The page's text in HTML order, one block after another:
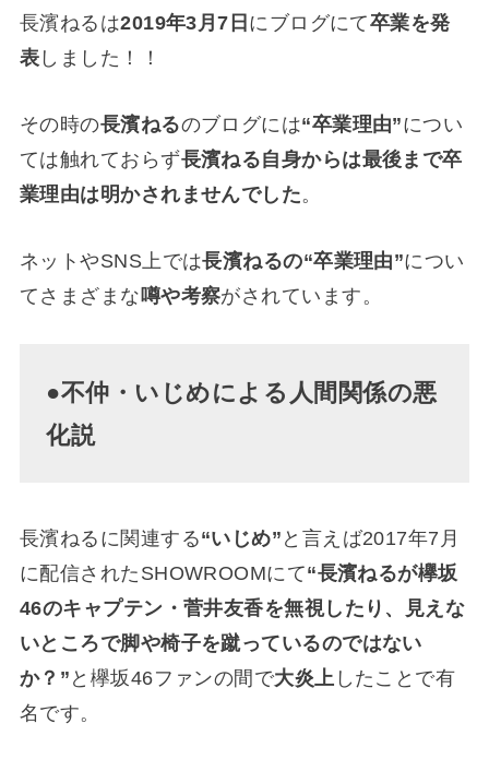
長濱ねるは2019年3月7日 にブログにて卒業を発
表 しました！！
その時の長濱ねるのブログには“卒業理由”につい
ては触れておらず長濱ねる自身からは最後まで卒
業理由は明かされませんでした。
ネットやSNS上では長濱ねるの“卒業理由”につい
てさまざまな 噂や考察がされています。
●不仲・いじめによる人間関係の悪
化説
長濱ねるに関連する“いじめ” と言えば2017年7月
に配信されたSHOWROOMにて“長濱ねるが欅坂
46のキャプテン・菅井友香を無視したり、見えな
いところで脚や椅子を蹴っているのではない
か？” と欅坂46ファンの間で大炎上 したことで有
名です。